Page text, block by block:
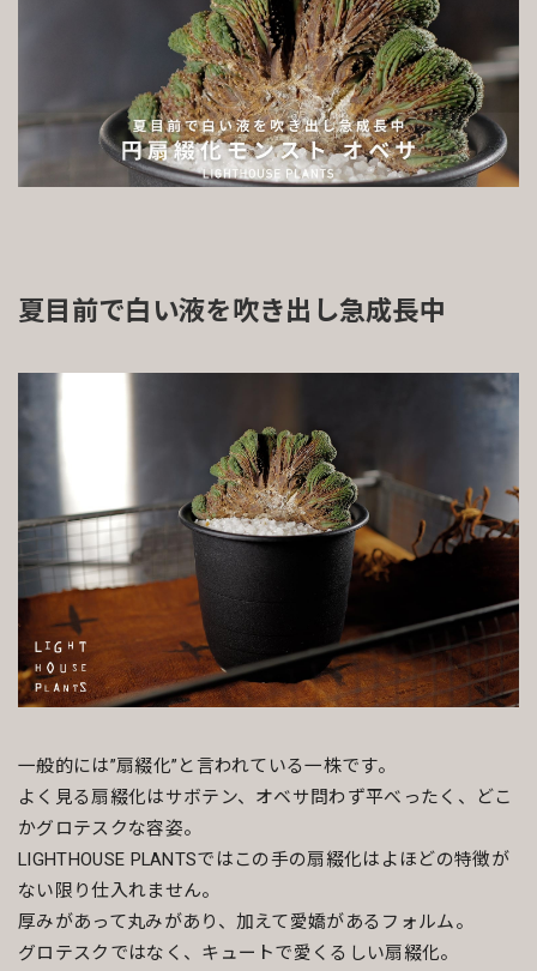
夏目前で白い液を吹き出し急成長中
一般的には”扇綴化”と言われている一株です。
よく見る扇綴化はサボテン、オベサ問わず平べったく、どこ
かグロテスクな容姿。
LIGHTHOUSE PLANTSではこの手の扇綴化はよほどの特徴が
ない限り仕入れません。
厚みがあって丸みがあり、加えて愛嬌があるフォルム。
グロテスクではなく、キュートで愛くるしい扇綴化。